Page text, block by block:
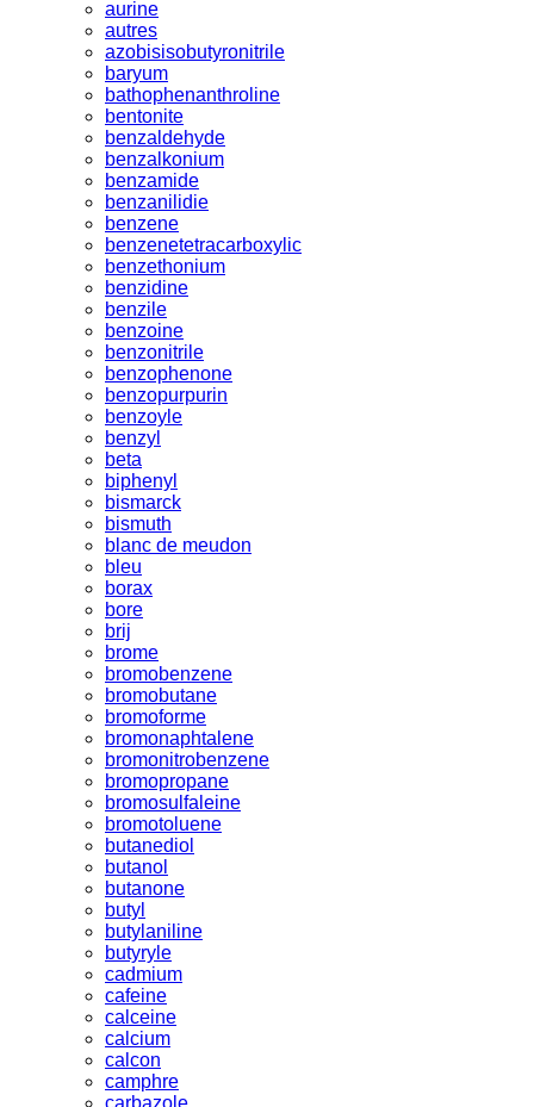
aurine
autres
azobisisobutyronitrile
baryum
bathophenanthroline
bentonite
benzaldehyde
benzalkonium
benzamide
benzanilidie
benzene
benzenetetracarboxylic
benzethonium
benzidine
benzile
benzoine
benzonitrile
benzophenone
benzopurpurin
benzoyle
benzyl
beta
biphenyl
bismarck
bismuth
blanc de meudon
bleu
borax
bore
brij
brome
bromobenzene
bromobutane
bromoforme
bromonaphtalene
bromonitrobenzene
bromopropane
bromosulfaleine
bromotoluene
butanediol
butanol
butanone
butyl
butylaniline
butyryle
cadmium
cafeine
calceine
calcium
calcon
camphre
carbazole